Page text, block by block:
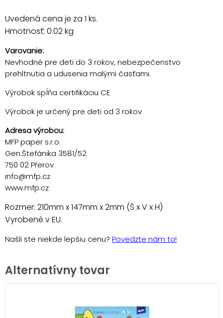
Uvedená cena je za 1 ks.
Hmotnosť: 0.02 kg
Varovanie:
Nevhodné pre deti do 3 rokov, nebezpečenstvo
prehltnutia a udusenia malými časťami.
Výrobok spĺňa certifikáciu CE
Výrobok je určený pre deti od 3 rokov
Adresa výrobcu:
MFP paper s.r.o.
Gen.Štefánika 3581/52
750 02 Přerov
info@mfp.cz
www.mfp.cz
Rozmer: 210mm x 147mm x 2mm (Š x V x H)
Vyrobené v EU.
Našli ste niekde lepšiu cenu? Povedzte nám to!
Alternatívny tovar